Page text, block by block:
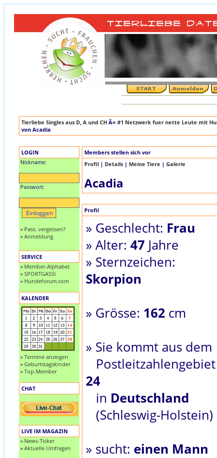
Tierliebe Singles aus D, A und CH Â» #1 Netzwerk fuer nette Leute mit
von Acadia
LOGIN
Nickname:
Passwort:
» Pass. vergessen?
» Anmeldung
SERVICE
» Member-Alphabet
» SPORTGASSI
» Hundeforum.com
KALENDER
» Termine anzeigen
» Geburtstagskinder
» Top-Member
CHAT
LIVE IM MAGAZIN
» News-Ticker
» Aktuelle Umfragen
Members stellen sich vor
Profil | Details | Meine Tiere | Galerie
Acadia
Profil
» Geschlecht: Frau
» Alter: 47 Jahre
» Sternzeichen:
Skorpion
» Grösse: 162 cm
» Sie kommt aus dem
Postleitzahlengebiet
24
in Deutschland
(Schleswig-Holstein)
» sucht: einen Mann